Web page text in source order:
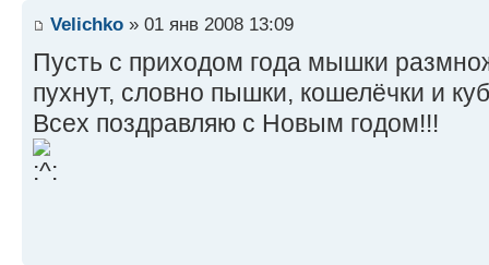
Velichko » 01 янв 2008 13:09
Пусть с приходом года мышки
пухнут, словно пышки, кошелёчки и
Всех поздравляю с Новым годом!!!